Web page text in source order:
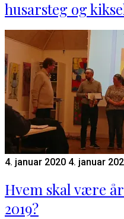
husarsteg og
4. januar 2020 4. januar
Hvem skal være
2019?